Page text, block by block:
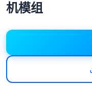
机模组